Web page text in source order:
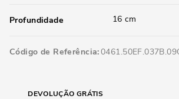
Profundidade 16 cm
Código de Referência
DEVOLUÇÃO GRÁTIS